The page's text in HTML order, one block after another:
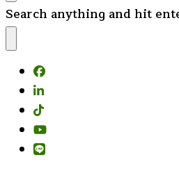
Looking
for
Something?
Search anything and hit